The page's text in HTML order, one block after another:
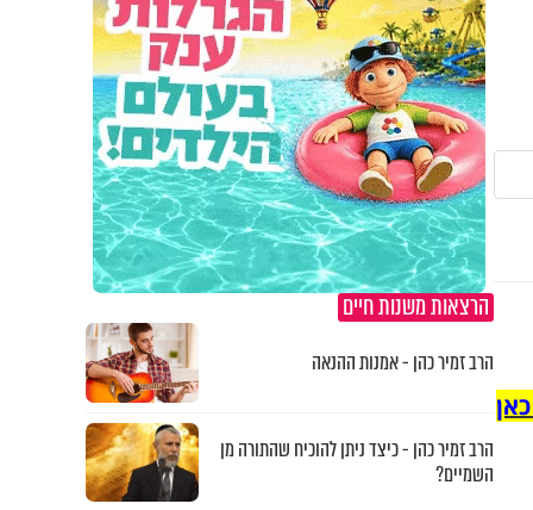
הרצאות משנות חיים
הרב זמיר כהן - אמנות ההנאה
הרב זמיר כהן - כיצד ניתן להוכיח שהתורה מן
השמיים?